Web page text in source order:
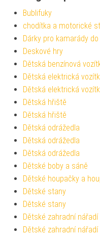
Bublifuky
chodítka a motorické
Dárky pro kamarády
Deskové hry
Dětská benzínová
Dětská elektrická
Dětská elektrická
Dětská hřiště
Dětská hřiště
Dětská odrážedla
Dětská odrážedla
Dětská odrážedla
Dětské boby a sáně
Dětské houpačky a
Dětské stany
Dětské stany
Dětské zahradní nářadí
Dětské zahradní nářadí